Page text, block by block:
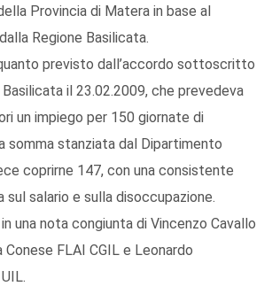
Provincia di Matera in base al
Regione Basilicata.
previsto dall’accordo sottoscritto
il 23.02.2009, che prevedeva
un impiego per 150 giornate di
stanziata dal Dipartimento
coprirne 147, con una consistente
salario e sulla disoccupazione.
in una nota congiunta di Vincenzo Cavallo
Conese FLAI CGIL e Leonardo